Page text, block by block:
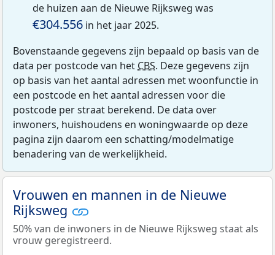
de huizen aan de Nieuwe Rijksweg was
€304.556 in het jaar 2025.
Bovenstaande gegevens zijn bepaald op basis van de
data per postcode van het CBS. Deze gegevens zijn
op basis van het aantal adressen met woonfunctie in
een postcode en het aantal adressen voor die
postcode per straat berekend. De data over
inwoners, huishoudens en woningwaarde op deze
pagina zijn daarom een schatting/modelmatige
benadering van de werkelijkheid.
Vrouwen en mannen in de Nieuwe
Rijksweg
50% van de inwoners in de Nieuwe Rijksweg staat als
vrouw geregistreerd.